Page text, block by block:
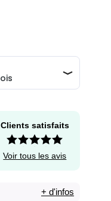
Clients satisfaits
Voir tous les avis
+ d'infos